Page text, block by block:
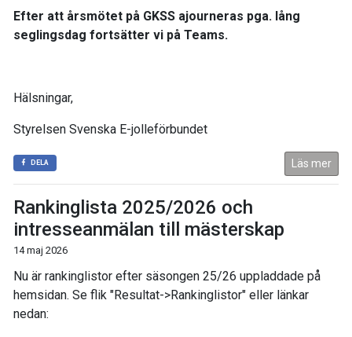
Efter att årsmötet på GKSS ajourneras pga. lång
seglingsdag fortsätter vi på Teams.
Hälsningar,
Styrelsen Svenska E-jolleförbundet
DELA Läs mer
Rankinglista 2025/2026 och
intresseanmälan till mästerskap
14 maj 2026
Nu är rankinglistor efter säsongen 25/26 uppladdade på
hemsidan. Se flik "Resultat->Rankinglistor" eller länkar
nedan: